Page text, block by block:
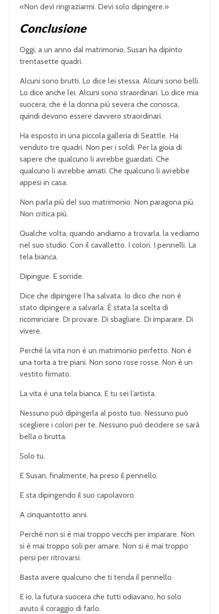
«Non devi ringraziarmi. Devi solo dipingere.»
Conclusione
Oggi, a un anno dal matrimonio, Susan ha dipinto
trentasette quadri.
Alcuni sono brutti. Lo dice lei stessa. Alcuni sono belli.
Lo dice anche lei. Alcuni sono straordinari. Lo dice mia
suocera, che è la donna più severa che conosca,
quindi devono essere davvero straordinari.
Ha esposto in una piccola galleria di Seattle. Ha
venduto tre quadri. Non per i soldi. Per la gioia di
sapere che qualcuno li avrebbe guardati. Che
qualcuno li avrebbe amati. Che qualcuno li avrebbe
appesi in casa.
Non parla più del suo matrimonio. Non paragona più.
Non critica più.
Qualche volta, quando andiamo a trovarla, la vediamo
nel suo studio. Con il cavalletto. I colori. I pennelli. La
tela bianca.
Dipingue. E sorride.
Dice che dipingere l’ha salvata. Io dico che non è
stato dipingere a salvarla. È stata la scelta di
ricominciare. Di provare. Di sbagliare. Di imparare. Di
vivere.
Perché la vita non è un matrimonio perfetto. Non è
una torta a tre piani. Non sono rose rosse. Non è un
vestito firmato.
La vita è una tela bianca. E tu sei l’artista.
Nessuno può dipingerla al posto tuo. Nessuno può
scegliere i colori per te. Nessuno può decidere se sarà
bella o brutta.
Solo tu.
E Susan, finalmente, ha preso il pennello.
E sta dipingendo il suo capolavoro.
A cinquantotto anni.
Perché non si è mai troppo vecchi per imparare. Non
si è mai troppo soli per amare. Non si è mai troppo
persi per ritrovarsi.
Basta avere qualcuno che ti tenda il pennello.
E io, la futura suocera che tutti odiavano, ho solo
avuto il coraggio di farlo.